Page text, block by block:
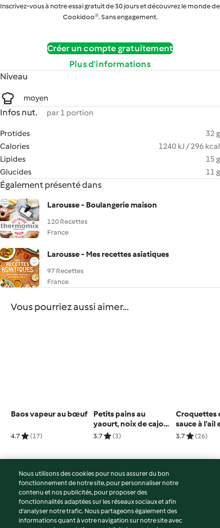
Inscrivez-vous à notre essai gratuit de 30 jours et découvrez le monde de
Cookidoo®. Sans engagement.
Créer un compte gratuitement
Plus d’informations
Niveau
moyen
Infos nut. par 1 portion
Protides
32 g
Calories
1240 kJ / 296 kcal
Lipides
15 g
Glucides
11 g
Également présenté dans
Larousse - Boulangerie maison
120 Recettes
France
Larousse - Mes recettes asiatiques
97 Recettes
France
Vous pourriez aussi aimer...
Baos vapeur au bœuf
4.7 (17)
Petits pains au
yaourt, noix de cajou
et muesli
3.7 (3)
Croquettes
sauce à l'ail
fines herbes
3.7 (26)
© Copyright 2026
Conditions d'utilisation
Politique de confidentialité
Nous utilisons des cookies pour nous assurer du bon
fonctionnement de notre site, pour personnaliser notre
contenu et nos publicités, pour proposer des
fonctionnalités adaptées sur les réseaux sociaux et afin
d’analyser notre trafic. Nous partageons également des
informations quant à votre navigation sur notre site avec